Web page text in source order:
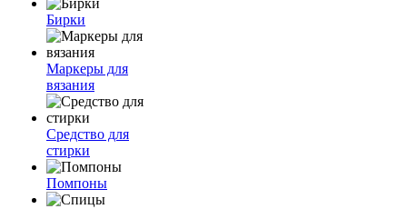
Бирки
Маркеры для
вязания
Средство для
стирки
Помпоны